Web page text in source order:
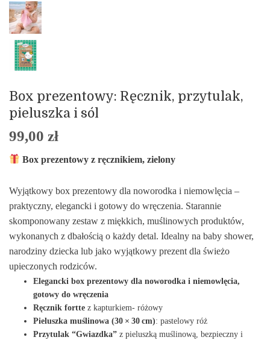
Box prezentowy: Ręcznik, przytulak,
pieluszka i sól
99,00 zł
Box prezentowy z ręcznikiem, zielony
Wyjątkowy box prezentowy dla noworodka i niemowlęcia –
praktyczny, elegancki i gotowy do wręczenia. Starannie
skomponowany zestaw z miękkich, muślinowych produktów,
wykonanych z dbałością o każdy detal. Idealny na baby shower,
narodziny dziecka lub jako wyjątkowy prezent dla świeżo
upieczonych rodziców.
Elegancki box prezentowy dla noworodka i niemowlęcia,
gotowy do wręczenia
Ręcznik fortte z kapturkiem- różowy
Pieluszka muślinowa (30 × 30 cm): pastelowy róż
Przytulak “Gwiazdka” z pieluszką muślinową, bezpieczny i